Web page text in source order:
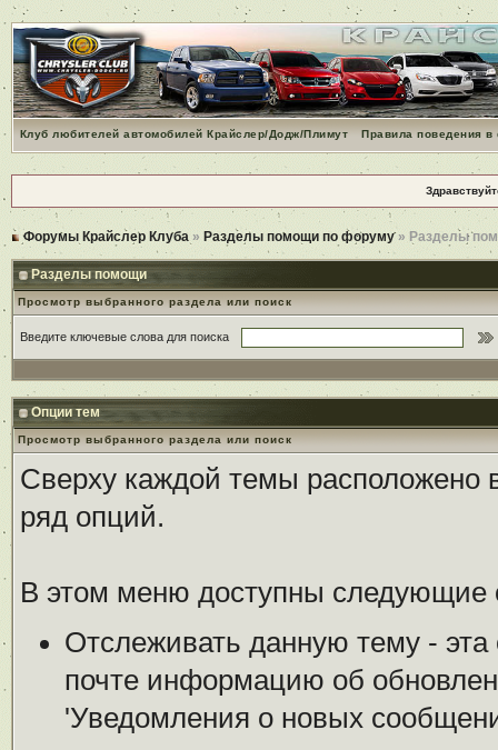
Клуб любителей автомобилей Крайслер/Додж/Плимут Правила поведения
Форумы Крайслер Клуба » Разделы помощи по форуму» Разделы
Разделы помощи
Просмотр выбранного раздела или поиск
Введите ключевые слова для поиска
Опции тем
Просмотр выбранного раздела или поиск
Сверху каждой темы
ряд опций.
В этом меню доступны
Отслеживать данную тему - эта
почте информацию об
'Уведомления о новых